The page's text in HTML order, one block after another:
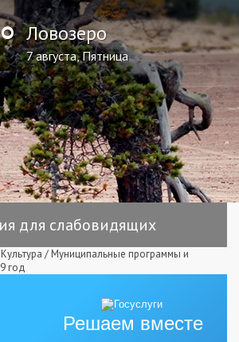
Ловозеро
7 августа, Пятница
для слабовидящих
Культура / Муниципальные программы и
год
Решаем вместе